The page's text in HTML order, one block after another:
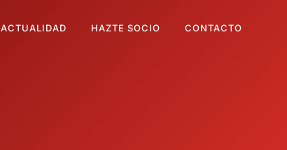
ACTUALIDAD HAZTE SOCIO CONTACTO